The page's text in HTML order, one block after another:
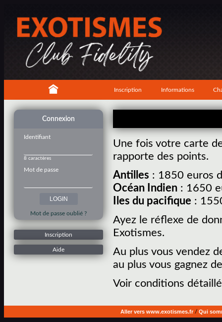
Inscription Informations
Connexion
Identifiant
8 caractères
Mot de passe
Mot de passe oublié ?
Inscription
Aide
Une fois votre carte
rapporte des points.
Antilles : 1850 euros
Océan Indien : 1650
Iles du pacifique :
Ayez le réflexe de
Exotismes.
Au plus vous vendez
au plus vous gagnez
Voir conditions
Aller vers www.exotismes.fr/ Qui